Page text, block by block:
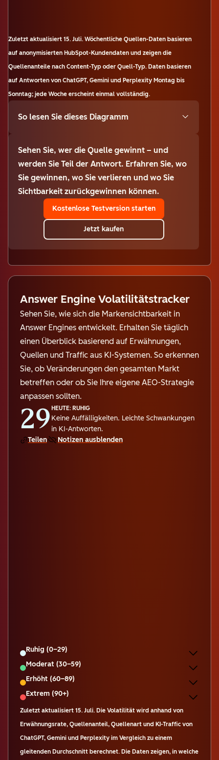
Zuletzt aktualisiert 15. Juli. Wöchentliche Quellen-Daten basieren
auf anonymisierten HubSpot-Kundendaten und zeigen die
Quellenanteile nach Content-Typ oder Quell-Typ. Daten basieren
auf Antworten von ChatGPT, Gemini und Perplexity Montag bis
Sonntag; jede Woche erscheint einmal vollständig.
So lesen Sie dieses Diagramm
Sehen Sie, wer die Quelle gewinnt – und
werden Sie Teil der Antwort. Erfahren Sie, wo
Sie gewinnen, wo Sie verlieren und wo Sie
Sichtbarkeit zurückgewinnen können.
Kostenlose Testversion starten
Jetzt kaufen
Answer Engine Volatilitätstracker
Sehen Sie, wie sich die Markensichtbarkeit in
Answer Engines entwickelt. Erhalten Sie täglich
einen Überblick basierend auf Erwähnungen,
Quellen und Traffic aus KI-Systemen. So erkennen
Sie, ob Veränderungen den gesamten Markt
betreffen oder ob Sie Ihre eigene AEO-Strategie
anpassen sollten.
29 HEUTE: RUHIG
Keine Auffälligkeiten. Leichte Schwankungen
in KI-Antworten.
Teilen
Notizen ausblenden
Ruhig (0–29)
Moderat (30–59)
Erhöht (60–89)
Extrem (90+)
Zuletzt aktualisiert 15. Juli. Die Volatilität wird anhand von
Erwähnungsrate, Quellenanteil, Quellenart und KI-Traffic von
ChatGPT, Gemini und Perplexity im Vergleich zu einem
gleitenden Durchschnitt berechnet. Die Daten zeigen, in welche